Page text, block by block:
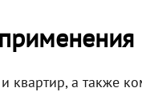
а также